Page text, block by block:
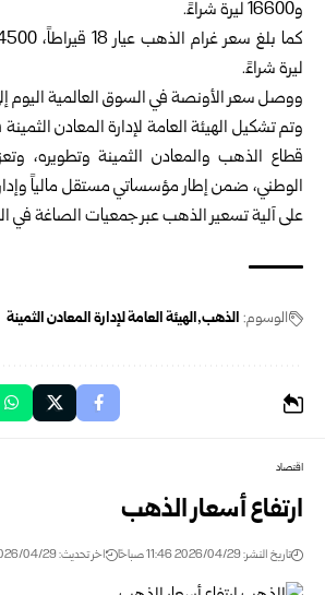
و16600 ليرة شراءً.
ليرة شراءً.
ووصل سعر الأونصة في السوق العالمية اليوم إلى 4567
وتم تشكيل الهيئة العامة لإدارة المعادن
قطاع الذهب والمعادن الثمينة وتطويره،
الوطني، ضمن إطار مؤسساتي مستقل مالياً
على آلية تسعير الذهب عبر جمعيات الصاغة في
الوسوم: الذهب الهيئة العامة لإدارة المعادن الثمينة
اقتصاد
ارتفاع أسعار الذهب
تاريخ النشر: 2026/04/29 11:46 صباحًا اخر تحديث: 2026/04/29 11:46 صباحًا